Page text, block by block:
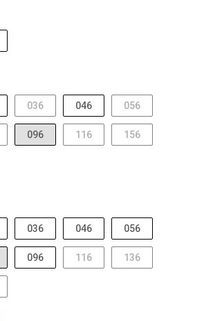
036 046 056
096 116 156
036 046 056
096 116 136